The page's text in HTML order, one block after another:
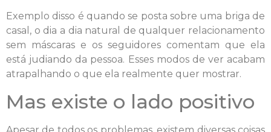
Exemplo disso é quando se posta sobre uma briga de
casal, o dia a dia natural de qualquer relacionamento
sem máscaras e os seguidores comentam que ela
está judiando da pessoa. Esses modos de ver acabam
atrapalhando o que ela realmente quer mostrar.
Mas existe o lado positivo